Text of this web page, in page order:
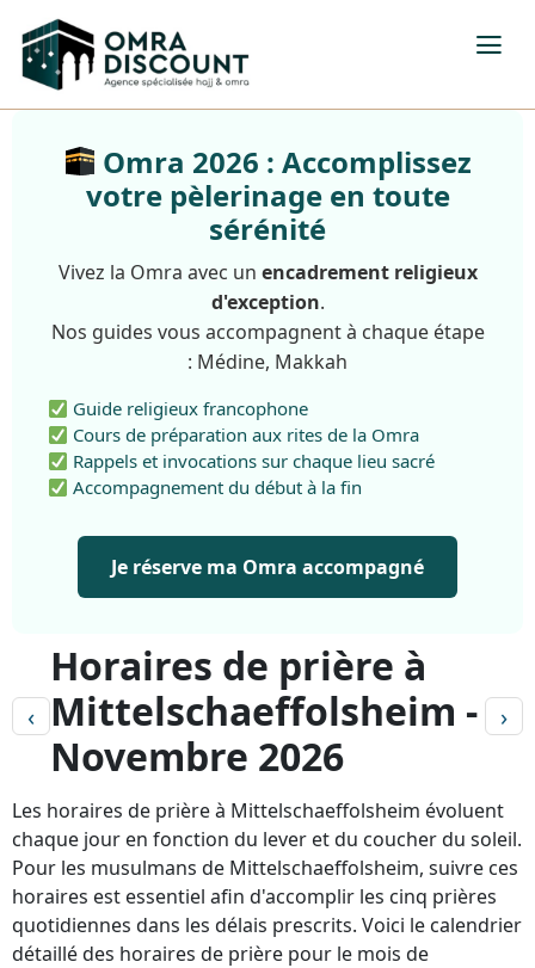
Omra 2026 : Accomplissez
votre pèlerinage en toute
sérénité
Vivez la Omra avec un encadrement religieux
d'exception.
Nos guides vous accompagnent à chaque étape
: Médine, Makkah
Guide religieux francophone
Cours de préparation aux rites de la Omra
Rappels et invocations sur chaque lieu sacré
Accompagnement du début à la fin
Je réserve ma Omra accompagné
‹
Horaires de prière à
Mittelschaeffolsheim -
Novembre 2026
›
Les horaires de prière à Mittelschaeffolsheim évoluent
chaque jour en fonction du lever et du coucher du soleil.
Pour les musulmans de Mittelschaeffolsheim, suivre ces
horaires est essentiel afin d'accomplir les cinq prières
quotidiennes dans les délais prescrits. Voici le calendrier
détaillé des horaires de prière pour le mois de